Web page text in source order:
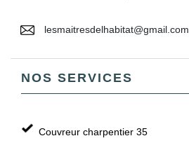
lesmaitresdelhabitat@gmail.com
NOS SERVICES
Couvreur charpentier 35